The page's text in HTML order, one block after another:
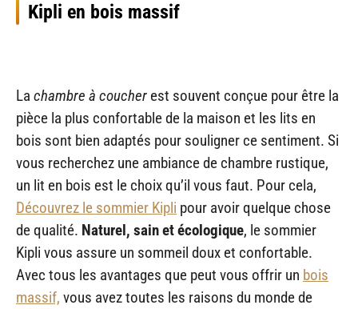
Kipli en bois massif
La chambre à coucher est souvent conçue pour être la
pièce la plus confortable de la maison et les lits en
bois sont bien adaptés pour souligner ce sentiment. Si
vous recherchez une ambiance de chambre rustique,
un lit en bois est le choix qu’il vous faut. Pour cela,
Découvrez le sommier Kipli pour avoir quelque chose
de qualité. Naturel, sain et écologique, le sommier
Kipli vous assure un sommeil doux et confortable.
Avec tous les avantages que peut vous offrir un bois
massif, vous avez toutes les raisons du monde de